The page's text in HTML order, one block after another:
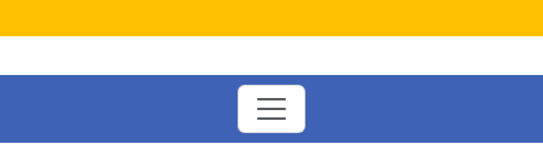
Toggle
navigation